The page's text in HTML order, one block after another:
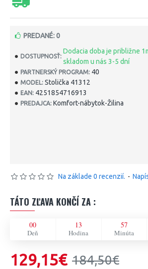
DOSTUPNOSŤ:
Dodacia doba je približne
skladom u nás 3-5 dní
PARTNERSKÝ PROGRAM: 40
MODEL: Stolička 41312
EAN: 4251854716913
PREDAJCA: Komfort-nábytok-Žilina
PREDANÉ: 0
Na základe 0 recenzií. -
TÁTO ZĽAVA KONČÍ ZA :
00
Deň
13
Hodina
57
Minúta
129,15€ 184,50€